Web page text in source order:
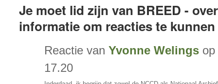
Je moet lid zijn van BREED -
informatie om reacties te
Reactie van Yvonne Welings
17.20